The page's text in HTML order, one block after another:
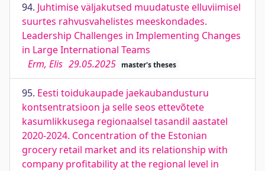
94. Juhtimise väljakutsed muudatuste elluviimisel
suurtes rahvusvahelistes meeskondades.
Leadership Challenges in Implementing Changes
in Large International Teams
Erm, Elis 29.05.2025 master's theses
95. Eesti toidukaupade jaekaubandusturu
kontsentratsioon ja selle seos ettevõtete
kasumlikkusega regionaalsel tasandil aastatel
2020-2024. Concentration of the Estonian
grocery retail market and its relationship with
company profitability at the regional level in